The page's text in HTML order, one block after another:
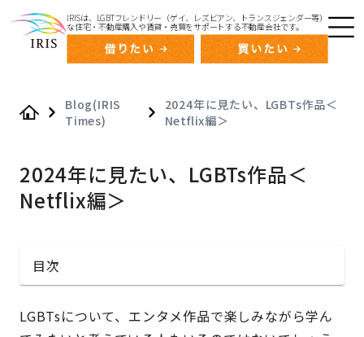
IRISは、LGBTフレンドリー（ゲイ、レズビアン、トランスジェンダー等）
な住宅・不動産購入や賃貸・売買をサポートする不動産会社です。
Blog(IRIS
Times)
2024年に見たい、LGBTs作品＜
Netflix編＞
2024年に見たい、LGBTs作品＜
Netflix編＞
LGBTsについて、エンタメ作品で楽しみながら学ん
目次